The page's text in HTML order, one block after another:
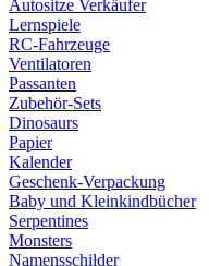
Autositze Verkäufer
Lernspiele
RC-Fahrzeuge
Ventilatoren
Passanten
Zubehör-Sets
Dinosaurs
Papier
Kalender
Geschenk-Verpackung
Baby und Kleinkindbücher
Serpentines
Monsters
Namensschilder